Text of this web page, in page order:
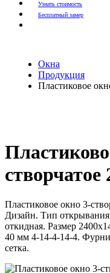
Узнать стоимость
Бесплатный замер
Окна
Продукция
Пластиковое
створчатое
Пластиковое окно 3-
Дизайн. Тип
откидная. Размер
40 мм 4-14-4-14-4.
сетка.